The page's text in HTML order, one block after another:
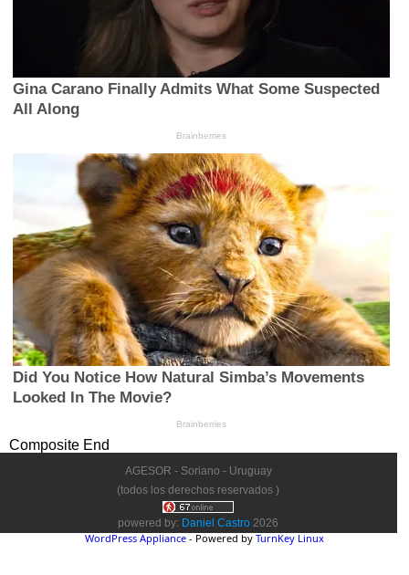
Composite End
AGESOR - Soriano - Uruguay
(todos los derechos reservados )
powered by: Daniel Castro 2026
WordPress Appliance - Powered by TurnKey Linux